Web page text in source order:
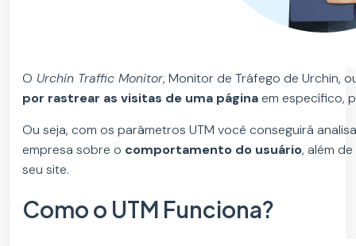
O Urchin Traffic Monitor, Monitor de Tráfego de Urchin,
por rastrear as visitas de uma páginaem específico,
Ou seja, com os parâmetros UTM você conseguirá
empresa sobre o comportamento do usuário, além
seu site.
Como o UTM Funciona?